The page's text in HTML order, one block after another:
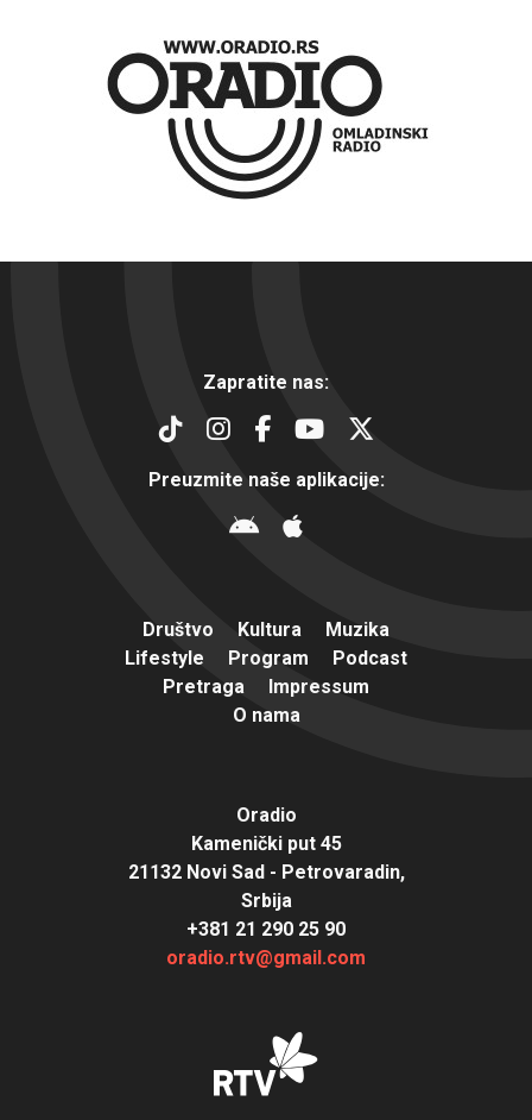
Zapratite nas:
Preuzmite naše aplikacije:
Društvo Kultura
Muzika
Lifestyle
Program
Podcast
Pretraga
Impressum
O nama
Oradio
Kamenički put 45
21132 Novi Sad - Petrovaradin,
Srbija
+381 21 290 25 90
oradio.rtv@gmail.com